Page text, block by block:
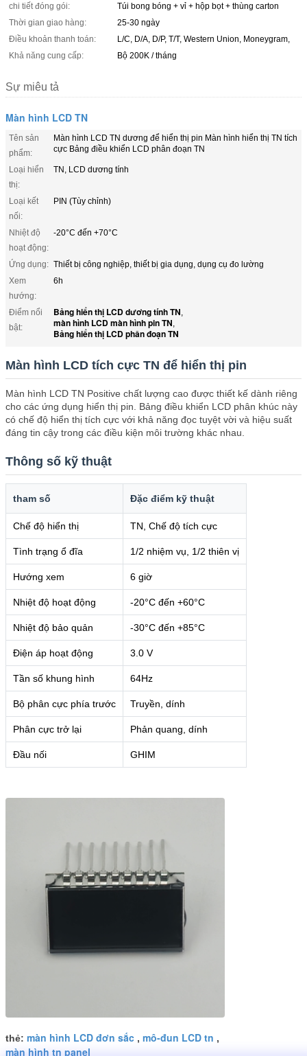
chi tiết đóng gói:
Túi bong bóng + vỉ + hộp bọt + thùng carton
Thời gian giao hàng:
25-30 ngày
Điều khoản thanh toán:
L/C, D/A, D/P, T/T, Western Union, Moneygram,
Khả năng cung cấp:
Bộ 200K / tháng
Sự miêu tả
Màn hình LCD TN
Tên sản
phẩm:
Màn hình LCD TN dương để hiển thị pin Màn hình hiển thị TN tích
cực Bảng điều khiển LCD phân đoạn TN
Loại hiển
thị:
TN, LCD dương tính
Loại kết
nối:
PIN (Tùy chỉnh)
Nhiệt độ
hoạt động:
-20°C đến +70°C
Ứng dụng: Thiết bị công nghiệp, thiết bị gia dụng, dụng cụ đo lường
Xem
hướng:
6h
Điểm nổi
bật:
Bảng hiển thị LCD dương tính TN,
màn hình LCD màn hình pin TN,
Bảng hiển thị LCD phân đoạn TN
Màn hình LCD tích cực TN để hiển thị pin
Màn hình LCD TN Positive chất lượng cao được thiết kế dành riêng
cho các ứng dụng hiển thị pin. Bảng điều khiển LCD phân khúc này
có chế độ hiển thị tích cực với khả năng đọc tuyệt vời và hiệu suất
đáng tin cậy trong các điều kiện môi trường khác nhau.
Thông số kỹ thuật
tham số Đặc điểm kỹ thuật
Chế độ hiển thị TN, Chế độ tích cực
Tình trạng ổ đĩa 1/2 nhiệm vụ, 1/2 thiên vị
Hướng xem 6 giờ
Nhiệt độ hoạt động -20°C đến +60°C
Nhiệt độ bảo quản -30°C đến +85°C
Điện áp hoạt động 3.0 V
Tần số khung hình 64Hz
Bộ phân cực phía trước Truyền, dính
Phân cực trở lại Phản quang, dính
Đầu nối GHIM
thẻ: màn hình LCD đơn sắc , mô-đun LCD tn ,
màn hình tn panel